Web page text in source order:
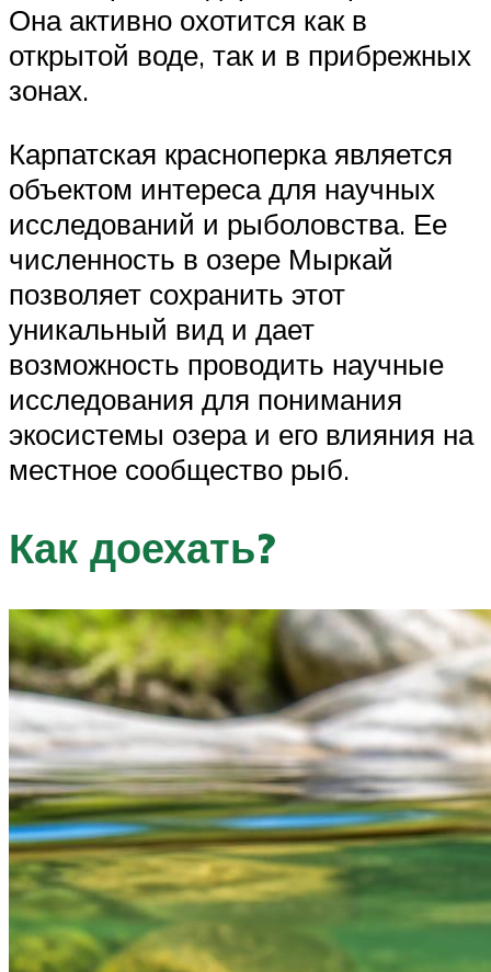
Она активно охотится как в
открытой воде, так и в прибрежных
зонах.
Карпатская красноперка является
объектом интереса для научных
исследований и рыболовства. Ее
численность в озере Мыркай
позволяет сохранить этот
уникальный вид и дает
возможность проводить научные
исследования для понимания
экосистемы озера и его влияния на
местное сообщество рыб.
Как доехать?